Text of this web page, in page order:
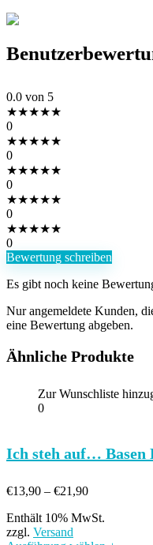
0.0 von 5
★★★★★
0
★★★★★
0
★★★★★
0
★★★★★
0
★★★★★
0
Bewertung schreiben
Es gibt noch keine
Nur angemeldete Kunden,
eine Bewertung abgeben.
Ähnliche Produkte
Zur Wunschliste
0
Ich steh auf… Basen
€13,90 – €21,90Preisspanne:
bis
Enthält 10% MwSt.
zzgl. Versand